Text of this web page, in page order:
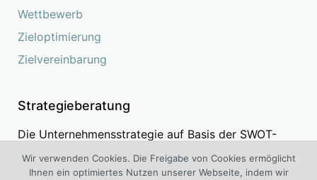
Wettbewerb
Zieloptimierung
Zielvereinbarung
Strategieberatung
Die Unternehmensstrategie auf Basis der SWOT-
Analyse entwickeln und nachhaltig wirksam
umsetzen.
Wir verwenden Cookies. Die Freigabe von Cookies ermöglicht
Ihnen ein optimiertes Nutzen unserer Webseite, indem wir